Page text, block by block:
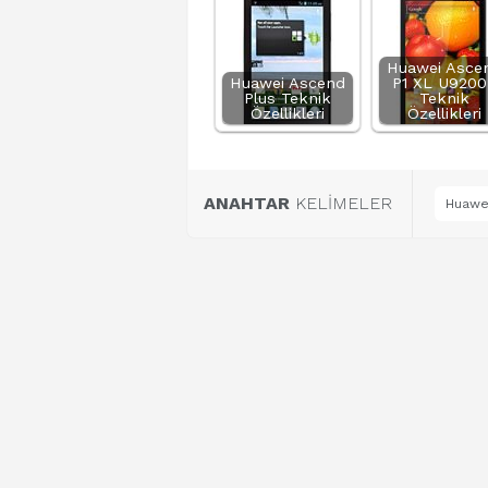
Huawei Ascend
Plus Teknik
Özellikleri
Huawei
P1 XL
Teknik
Özellikleri
ANAHTAR KELİMELER